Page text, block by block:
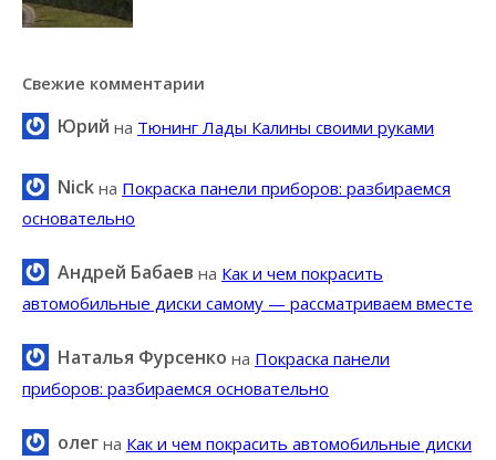
Свежие комментарии
Юрий на Тюнинг Лады Калины своими руками
Nick на Покраска панели приборов: разбираемся
основательно
Андрей Бабаев на Как и чем покрасить
автомобильные диски самому — рассматриваем вместе
Наталья Фурсенко на Покраска панели
приборов: разбираемся основательно
олег на Как и чем покрасить автомобильные диски